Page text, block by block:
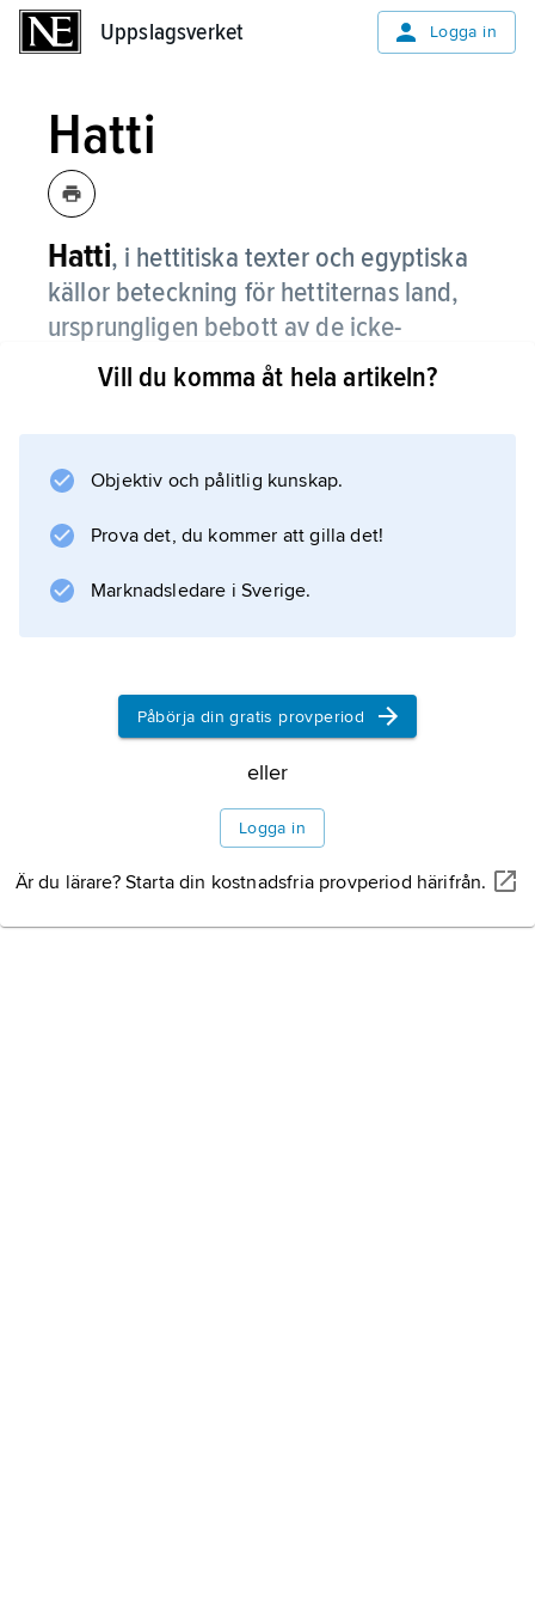
Uppslagsverket Logga in
Hatti
Hatti, i hettitiska texter och egyptiska
källor beteckning för hettiternas land,
ursprungligen bebott av de icke-
indoeuropeiska hattierna.
Vill du komma åt hela artikeln?
Objektiv och pålitlig kunskap.
Prova det, du kommer att gilla det!
Marknadsledare i Sverige.
Påbörja din gratis provperiod
eller
Logga in
Är du lärare? Starta din kostnadsfria provperiod härifrån.